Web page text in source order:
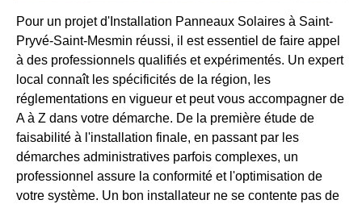
Pour un projet d'Installation Panneaux Solaires à Saint-
Pryvé-Saint-Mesmin réussi, il est essentiel de faire appel
à des professionnels qualifiés et expérimentés. Un expert
local connaît les spécificités de la région, les
réglementations en vigueur et peut vous accompagner de
A à Z dans votre démarche. De la première étude de
faisabilité à l'installation finale, en passant par les
démarches administratives parfois complexes, un
professionnel assure la conformité et l'optimisation de
votre système. Un bon installateur ne se contente pas de